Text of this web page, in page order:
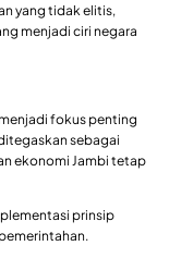
yang tidak elitis,
menjadi ciri negara
fokus penting
sebagai
ekonomi Jambi tetap
prinsip